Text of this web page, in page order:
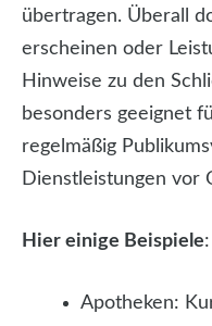
übertragen. Überall
erscheinen oder
Hinweise zu den
besonders geeignet
regelmäßig
Dienstleistungen vor
Hier einige Beispiele:
Apotheken: